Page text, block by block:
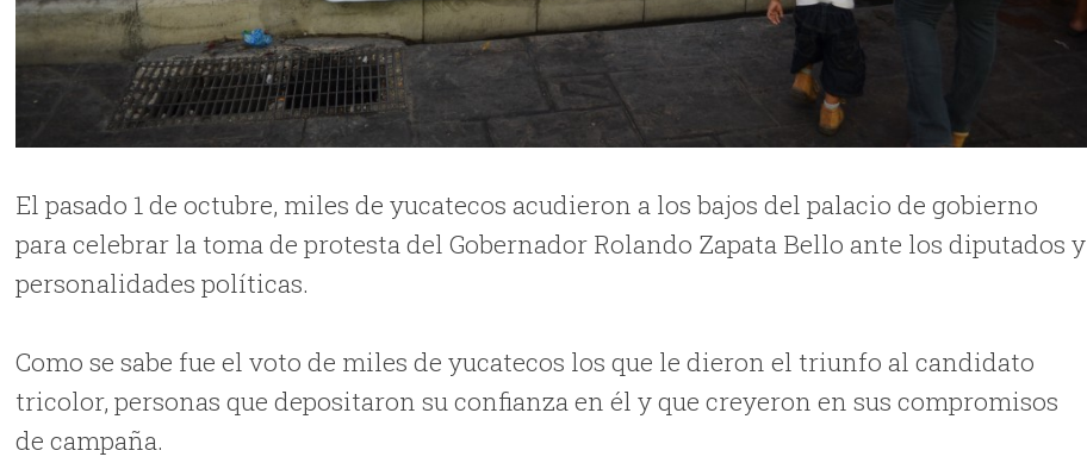
El pasado 1 de octubre, miles de yucatecos acudieron a los bajos del palacio de gobierno
para celebrar la toma de protesta del Gobernador Rolando Zapata Bello ante los diputados y
personalidades políticas.
Como se sabe fue el voto de miles de yucatecos los que le dieron el triunfo al candidato
tricolor, personas que depositaron su confianza en él y que creyeron en sus compromisos
de campaña.